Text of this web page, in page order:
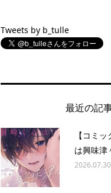
Tweets by b_tulle
最近の記
【コミ
は興味津
2026.07.30